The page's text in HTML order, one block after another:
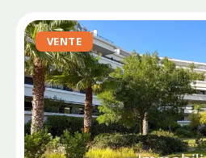
VENTE